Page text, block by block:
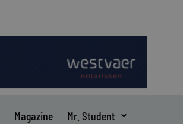
Magazine Mr. Student